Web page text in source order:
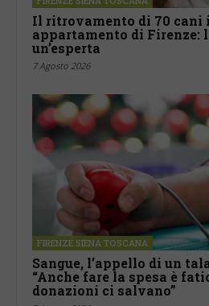
Il ritrovamento di 70 cani
appartamento di Firenze:
un’esperta
7 Agosto 2026
FIRENZE SIENA TOSCANA
Sangue, l’appello di un
“Anche fare la spesa è
donazioni ci salvano”